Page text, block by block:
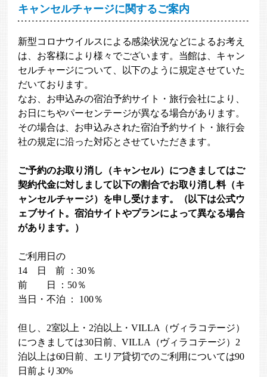
キャンセルチャージに関するご案内
新型コロナウイルスによる感染状況などによるお考え
は、お客様により様々でございます。当館は、キャン
セルチャージについて、以下のように規定させていた
だいております。
なお、お申込みの宿泊予約サイト・旅行会社により、
お日にちやパーセンテージが異なる場合があります。
その場合は、お申込みされた宿泊予約サイト・旅行会
社の規定に沿った対応とさせていただきます。
ご予約のお取り消し（キャンセル）につきましてはご
契約代金に対しまして以下の割合でお取り消し料（キ
ャンセルチャージ）を申し受けます。（以下は公式ウ
ェブサイト。宿泊サイトやプランによって異なる場合
があります。）
ご利用日の
14 日 前 ：30％
前 日 ：50％
当日・不泊 ： 100％
但し、2室以上・2泊以上・VILLA（ヴィラコテージ）
につきましては30日前、VILLA（ヴィラコテージ）2
泊以上は60日前、エリア貸切でのご利用については90
日前より30%